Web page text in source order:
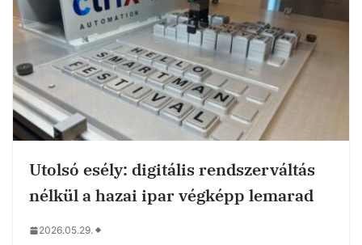
Utolsó esély: digitális rendszerváltás
nélkül a hazai ipar végképp lemarad
2026.05.29.